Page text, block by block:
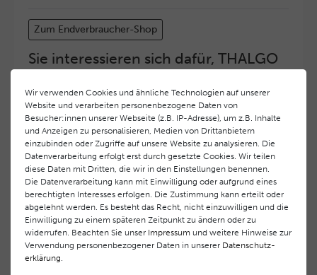
Zum Endverbraucher-Shop
Sie interessieren sich dafür, THALGO
COSMETIC Partner und Depositär zu
werden?
Hohe Servicequalität und ein exzellentes Markenimage
haben bei
THALGO COSMETIC oberste Priorität.
Anspruchsvollen Endverbrauchern möchten wir ein
hohes Qualitätsniveau und gleichzeitig eine
überdurchschnittliche Behandlungs- und Serviceleistung
gewährleisten. Deshalb haben wir ein selektives
Vertriebssystem eingeführt. THALGO COSMETICPartner
werden auf diese Weise wirtschaftlich unterstützt,
während Endverbrauchern eine stets gleichbleibend hohe
Dienstleistungsqualität und ein innovatives Produkt- und
Behandlungsprogramm geboten wird.
Wir verwenden Cookies und ähnliche Technologien auf unserer
Website und verarbeiten personenbezogene Daten von
Besucher:innen unserer Webseite (z.B. IP-Adresse), um z.B. Inhalte
und Anzeigen zu personalisieren, Medien von Drittanbietern
einzubinden oder Zugriffe auf unsere Website zu analysieren. Die
Datenverarbeitung erfolgt erst durch gesetzte Cookies. Wir teilen
diese Daten mit Dritten, die wir in den Einstellungen benennen.
Die Datenverarbeitung kann mit Einwilligung oder aufgrund eines
berechtigten Interesses erfolgen. Die Zustimmung kann erteilt oder
abgelehnt werden. Es besteht das Recht, nicht einzuwilligen und die
Einwilligung zu einem späteren Zeitpunkt zu ändern oder zu
widerrufen. Beachten Sie unser Impressum und weitere Hinweise zur
Verwendung personenbezogener Daten in unserer Daten­schutz­
erklärung.